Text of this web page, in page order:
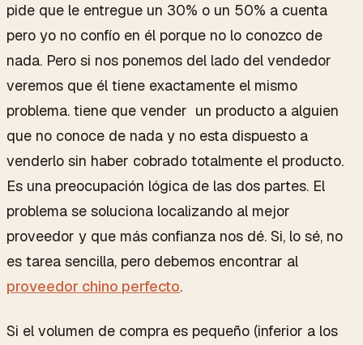
pide que le entregue un 30% o un 50% a cuenta
pero yo no confío en él porque no lo conozco de
nada. Pero si nos ponemos del lado del vendedor
veremos que él tiene exactamente el mismo
problema. tiene que vender un producto a alguien
que no conoce de nada y no esta dispuesto a
venderlo sin haber cobrado totalmente el producto.
Es una preocupación lógica de las dos partes. El
problema se soluciona localizando al mejor
proveedor y que más confianza nos dé. Si, lo sé, no
es tarea sencilla, pero debemos encontrar al
proveedor chino perfecto.
Si el volumen de compra es pequeño (inferior a los